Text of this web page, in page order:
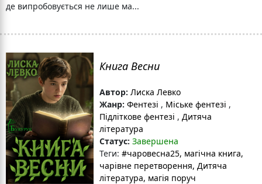
де випробовується не лише ма...
Книга Весни
Автор: Лиска Левко
Жанр: Фентезі , Міське фентезі ,
Підліткове фентезі , Дитяча
література
Статус: Завершена
Теги: #чаровесна25, магічна книга,
чарівне перетворення, Дитяча
література, магія поруч